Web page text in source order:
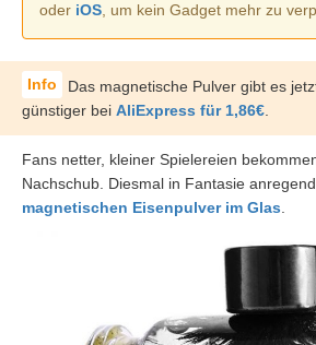
oder iOS , um kein Gadget mehr zu
Das magnetische Pulver gibt es
günstiger bei AliExpress für 1,86€
Fans netter, kleiner Spielereien
Nachschub. Diesmal in Fantasie
magnetischen Eisenpulver im Glas